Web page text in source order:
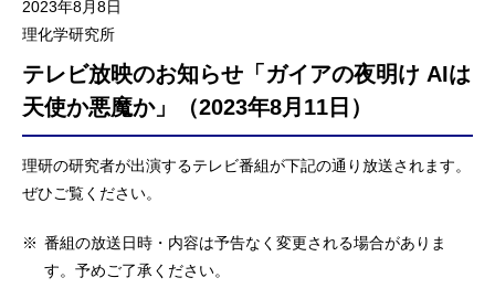
2023年8月8日
理化学研究所
テレビ放映のお知らせ「ガイアの夜明け AIは
天使か悪魔か」（2023年8月11日）
理研の研究者が出演するテレビ番組が下記の通り放送されます。
ぜひご覧ください。
※ 番組の放送日時・内容は予告なく変更される場合がありま
す。予めご了承ください。